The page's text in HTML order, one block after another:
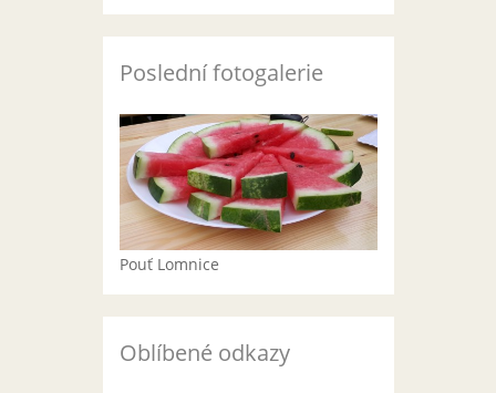
Poslední fotogalerie
Pouť Lomnice
Oblíbené odkazy